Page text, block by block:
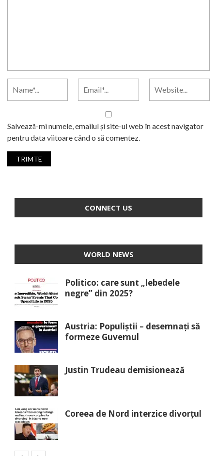
Salvează-mi numele, emailul și site-ul web în acest navigator
pentru data viitoare când o să comentez.
CONNECT US
WORLD NEWS
Politico: care sunt „lebedele
negre” din 2025?
Austria: Populiștii – desemnați să
formeze Guvernul
Justin Trudeau demisionează
Coreea de Nord interzice divorțul